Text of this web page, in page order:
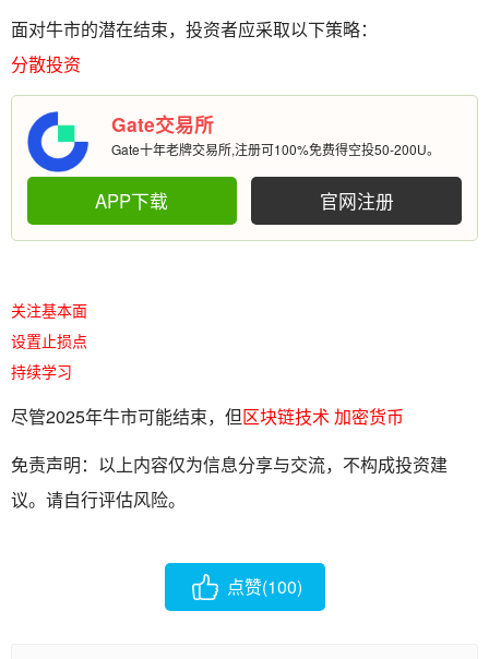
面对牛市的潜在结束，投资者应采取以下策略：
分散投资
Gate交易所
Gate十年老牌交易所,注册可100%免费得空投50-200U。
APP下载 官网注册
关注基本面
设置止损点
持续学习
尽管2025年牛市可能结束，但区块链技术加密货币
免责声明：以上内容仅为信息分享与交流，不构成投资建
议。请自行评估风险。
点赞(100)